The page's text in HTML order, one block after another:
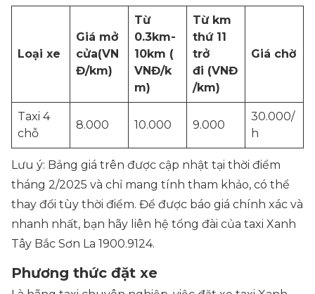
Loại xe
Giá mở
cửa(VN
Đ/km)
Từ
0.3km-
10km (
VNĐ/k
m)
Từ km
thứ 11
trở
đi (VNĐ
/km)
Giá chờ
Taxi 4
chỗ
8.000 10.000 9.000
30.000/
h
Lưu ý: Bảng giá trên được cập nhật tại thời điểm
tháng 2/2025 và chỉ mang tính tham khảo, có thể
thay đổi tùy thời điểm. Để được báo giá chính xác và
nhanh nhất, bạn hãy liên hệ tổng đài của taxi Xanh
Tây Bắc Sơn La 1900.9124.
Phương thức đặt xe